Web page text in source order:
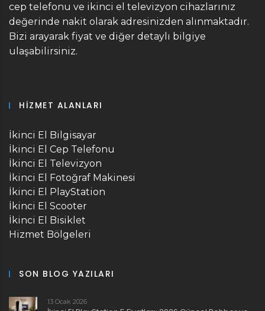
cep telefonu ve ikinci el televizyon cihazlarınız
değerinde nakit olarak adresinizden alınmaktadır.
Bizi arayarak fiyat ve diğer detaylı bilgiye
ulaşabilirsiniz.
HIZMET ALANLARI
İkinci El Bilgisayar
İkinci El Cep Telefonu
İkinci El Televizyon
İkinci El Fotoğraf Makinesi
İkinci El PlayStation
İkinci El Scooter
İkinci El Bisiklet
Hizmet Bölgeleri
SON BLOG YAZILARI
13 Ocak 2026